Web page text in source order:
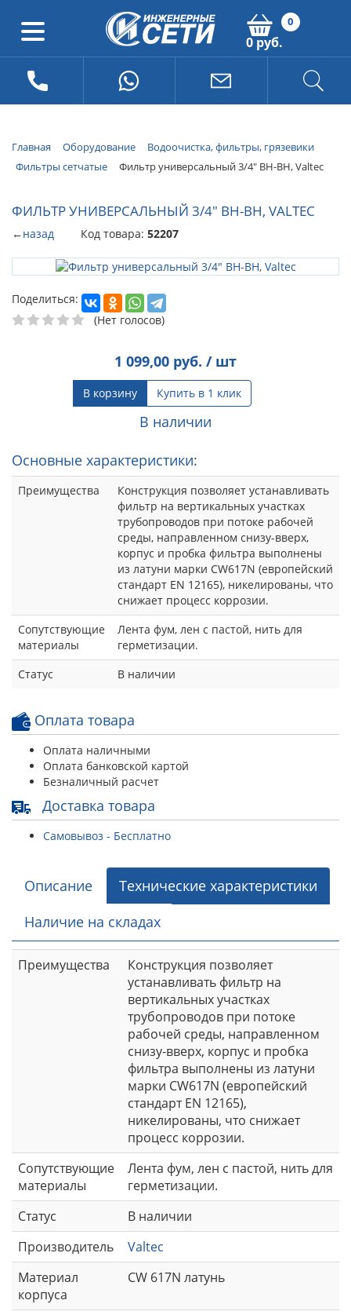
0
0 руб.
Главная Оборудование
Водоочистка, фильтры, грязевики
Фильтры сетчатые
Фильтр универсальный 3/4" ВН-ВН, Valtec
ФИЛЬТР УНИВЕРСАЛЬНЫЙ 3/4" ВН-ВН, VALTEC
←назад Код товара: 52207
Поделиться:
(Нет голосов)
1 099,00 руб. / шт
В корзину Купить в 1 клик
В наличии
Основные характеристики:
Преимущества
Конструкция позволяет устанавливать
фильтр на вертикальных участках
трубопроводов при потоке рабочей
среды, направленном снизу-вверх,
корпус и пробка фильтра выполнены
из латуни марки CW617N (европейский
стандарт EN 12165), никелированы, что
снижает процесс коррозии.
Сопутствующие
материалы
Лента фум, лен с пастой, нить для
герметизации.
Статус
В наличии
Оплата товара
Оплата наличными
Оплата банковской картой
Безналичный расчет
Доставка товара
Самовывоз - Бесплатно
Описание
Технические характеристики
Наличие на складах
Преимущества
Конструкция позволяет
устанавливать фильтр на
вертикальных участках
трубопроводов при потоке
рабочей среды, направленном
снизу-вверх, корпус и пробка
фильтра выполнены из латуни
марки CW617N (европейский
стандарт EN 12165),
никелированы, что снижает
процесс коррозии.
Сопутствующие
материалы
Лента фум, лен с пастой, нить для
герметизации.
Статус
В наличии
Производитель
Valtec
Материал
корпуса
CW 617N латунь